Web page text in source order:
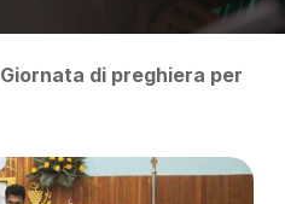
Giornata di preghiera per